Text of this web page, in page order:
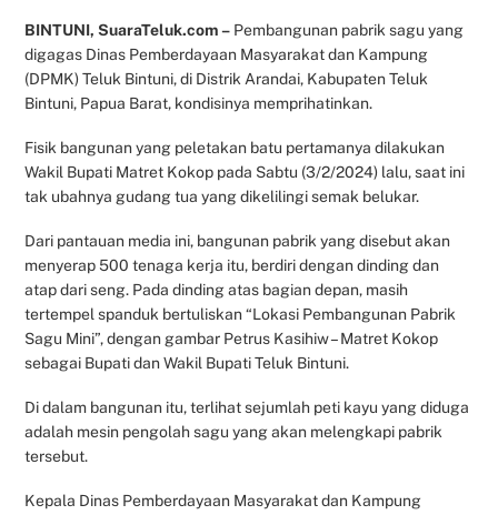
BINTUNI, SuaraTeluk.com – Pembangunan pabrik sagu yang
digagas Dinas Pemberdayaan Masyarakat dan Kampung
(DPMK) Teluk Bintuni, di Distrik Arandai, Kabupaten Teluk
Bintuni, Papua Barat, kondisinya memprihatinkan.
Fisik bangunan yang peletakan batu pertamanya dilakukan
Wakil Bupati Matret Kokop pada Sabtu (3/2/2024) lalu, saat ini
tak ubahnya gudang tua yang dikelilingi semak belukar.
Dari pantauan media ini, bangunan pabrik yang disebut akan
menyerap 500 tenaga kerja itu, berdiri dengan dinding dan
atap dari seng. Pada dinding atas bagian depan, masih
tertempel spanduk bertuliskan “Lokasi Pembangunan Pabrik
Sagu Mini”, dengan gambar Petrus Kasihiw – Matret Kokop
sebagai Bupati dan Wakil Bupati Teluk Bintuni.
Di dalam bangunan itu, terlihat sejumlah peti kayu yang diduga
adalah mesin pengolah sagu yang akan melengkapi pabrik
tersebut.
Kepala Dinas Pemberdayaan Masyarakat dan Kampung